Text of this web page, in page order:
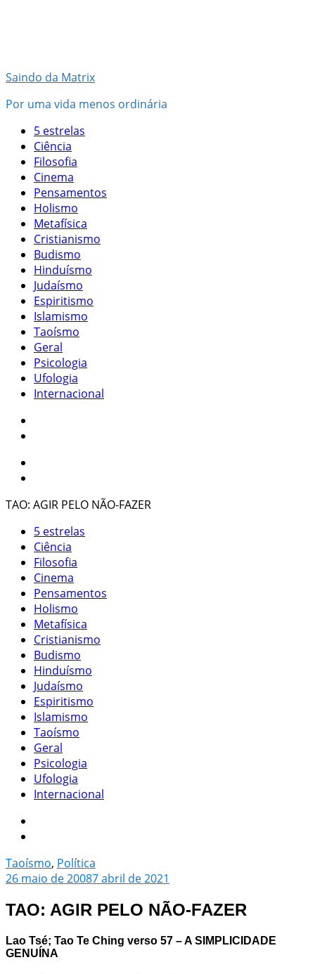
Saindo da Matrix
Por uma vida menos ordinária
5 estrelas
Ciência
Filosofia
Cinema
Pensamentos
Holismo
Metafísica
Cristianismo
Budismo
Hinduísmo
Judaísmo
Espiritismo
Islamismo
Taoísmo
Geral
Psicologia
Ufologia
Internacional
TAO: AGIR PELO NÃO-FAZER
5 estrelas
Ciência
Filosofia
Cinema
Pensamentos
Holismo
Metafísica
Cristianismo
Budismo
Hinduísmo
Judaísmo
Espiritismo
Islamismo
Taoísmo
Geral
Psicologia
Ufologia
Internacional
Taoísmo, Política
26 maio de 20087 abril de 2021
TAO: AGIR PELO NÃO-FAZER
Lao Tsé; Tao Te Ching verso 57 – A SIMPLICIDADE
GENUÍNA